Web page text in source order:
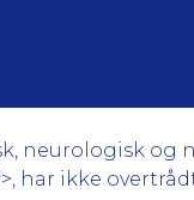
neurologisk og
har ikke